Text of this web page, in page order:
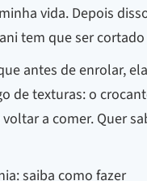
vida. Depois
tem que ser
antes de enrolar,
de texturas: o
a comer. Quer
saiba como fazer